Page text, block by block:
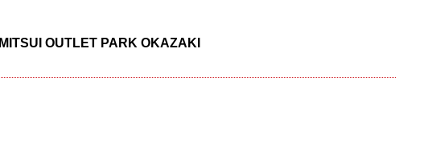
MITSUI OUTLET PARK OKAZAKI